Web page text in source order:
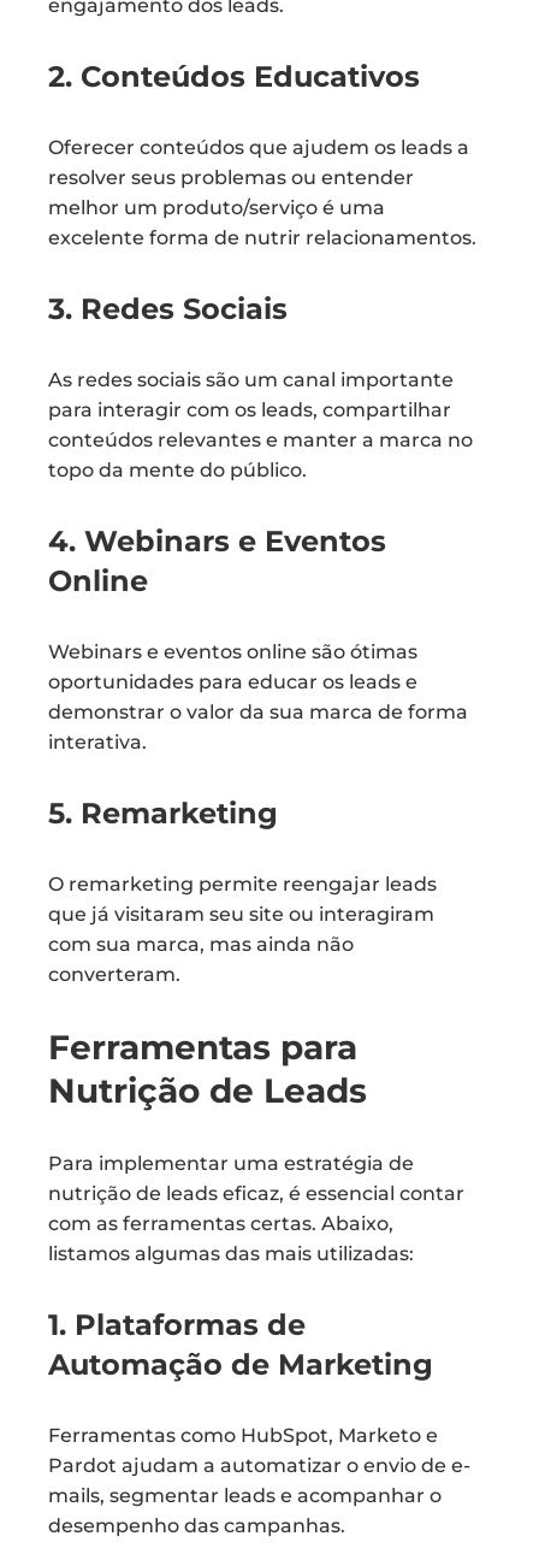
engajamento dos leads.
2. Conteúdos Educativos
Oferecer conteúdos que ajudem os leads a
resolver seus problemas ou entender
melhor um produto/serviço é uma
excelente forma de nutrir relacionamentos.
3. Redes Sociais
As redes sociais são um canal importante
para interagir com os leads, compartilhar
conteúdos relevantes e manter a marca no
topo da mente do público.
4. Webinars e Eventos
Online
Webinars e eventos online são ótimas
oportunidades para educar os leads e
demonstrar o valor da sua marca de forma
interativa.
5. Remarketing
O remarketing permite reengajar leads
que já visitaram seu site ou interagiram
com sua marca, mas ainda não
converteram.
Ferramentas para
Nutrição de Leads
Para implementar uma estratégia de
nutrição de leads eficaz, é essencial contar
com as ferramentas certas. Abaixo,
listamos algumas das mais utilizadas:
1. Plataformas de
Automação de Marketing
Ferramentas como HubSpot, Marketo e
Pardot ajudam a automatizar o envio de e-
mails, segmentar leads e acompanhar o
desempenho das campanhas.